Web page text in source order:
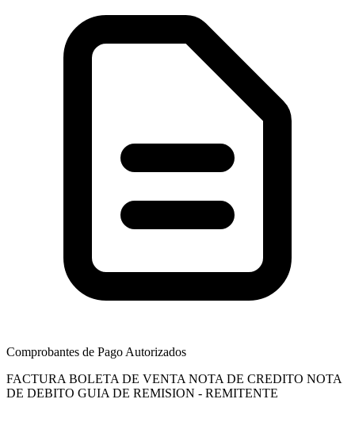
Comprobantes de Pago Autorizados
FACTURA BOLETA DE VENTA NOTA DE CREDITO NOTA
DE DEBITO GUIA DE REMISION - REMITENTE